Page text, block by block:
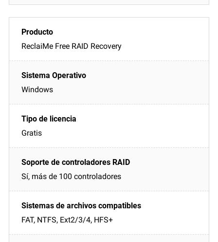
ReclaiMe Free RAID Recovery
Windows
Gratis
Sí, más de 100 controladores
FAT, NTFS, Ext2/3/4, HFS+